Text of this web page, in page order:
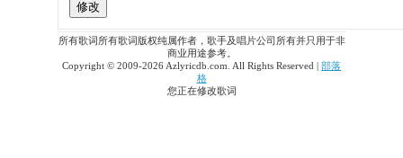
所有歌词所有歌词版权纯属作者，歌手及唱片公司所有并只用于非
商业用途参考。
Copyright © 2009-2026 Azlyricdb.com. All Rights Reserved | 部落
格
您正在修改歌词